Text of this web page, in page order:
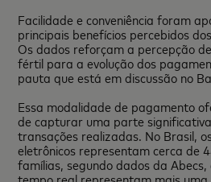
Facilidade e conveniência foram
principais benefícios percebidos
Os dados reforçam a percepção
fértil para a evolução dos
pauta que está em discussão no
Essa modalidade de pagamento
de capturar uma parte
transações realizadas. No Brasil,
eletrônicos representam cerca de
famílias, segundo dados da